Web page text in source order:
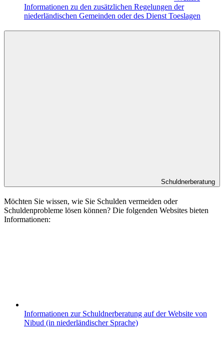
Informationen zu den zusätzlichen Regelungen der
niederländischen Gemeinden oder des Dienst Toeslagen
Schuldnerberatung
Möchten Sie wissen, wie Sie Schulden vermeiden oder
Schuldenprobleme lösen können? Die folgenden Websites bieten
Informationen:
Informationen zur Schuldnerberatung auf der Website von
Nibud (in niederländischer Sprache)